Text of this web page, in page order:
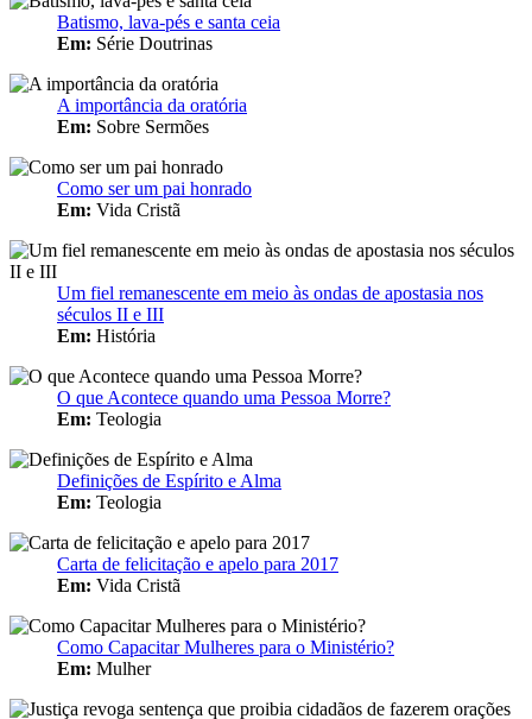
Batismo, lava-pés e santa ceia
Em: Série Doutrinas
A importância da oratória
Em: Sobre Sermões
Como ser um pai honrado
Em: Vida Cristã
Um fiel remanescente em meio às ondas de apostasia nos
séculos II e III
Em: História
O que Acontece quando uma Pessoa Morre?
Em: Teologia
Definições de Espírito e Alma
Em: Teologia
Carta de felicitação e apelo para 2017
Em: Vida Cristã
Como Capacitar Mulheres para o Ministério?
Em: Mulher